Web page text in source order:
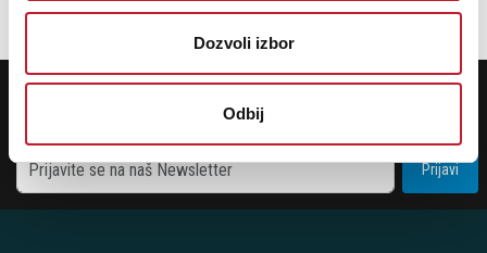
Dozvoli izbor
Odbij
POTREBNA VAM JE POMOĆ? POZOVITE NAS!
Ukoliko želite da dobijete najnovije informacije o novitetima i popustima,
Prijavi